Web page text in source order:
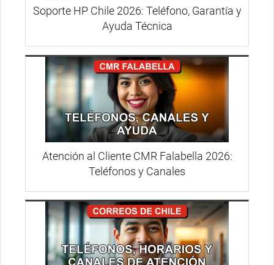
Soporte HP Chile 2026: Teléfono, Garantía y
Ayuda Técnica
Atención al Cliente CMR Falabella 2026:
Teléfonos y Canales